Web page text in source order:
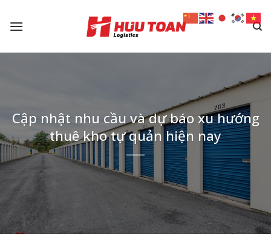
Cập nhật nhu cầu và dự báo xu hướng
thuê kho tự quản hiện nay